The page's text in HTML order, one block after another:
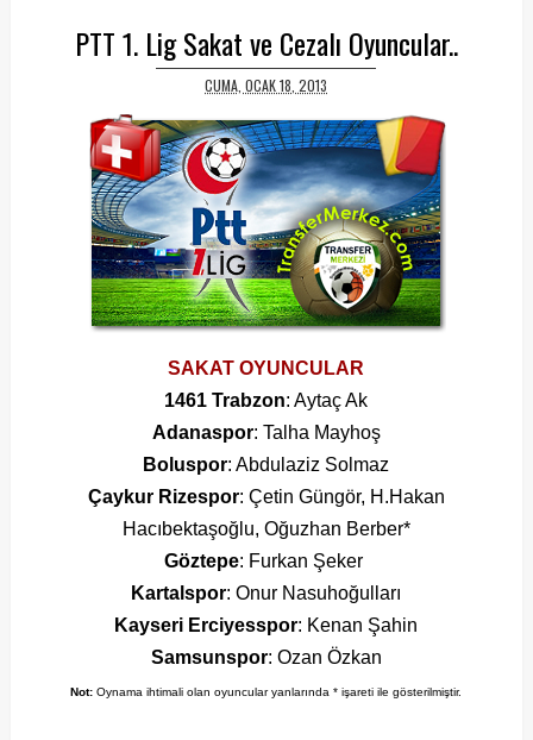
PTT 1. Lig Sakat ve Cezalı Oyuncular..
CUMA, OCAK 18, 2013
SAKAT OYUNCULAR
1461 Trabzon: Aytaç Ak
Adanaspor: Talha Mayhoş
Boluspor: Abdulaziz Solmaz
Çaykur Rizespor: Çetin Güngör, H.Hakan
Hacıbektaşoğlu, Oğuzhan Berber*
Göztepe: Furkan Şeker
Kartalspor: Onur Nasuhoğulları
Kayseri Erciyesspor: Kenan Şahin
Samsunspor: Ozan Özkan
Not: Oynama ihtimali olan oyuncular yanlarında * işareti ile gösterilmiştir.